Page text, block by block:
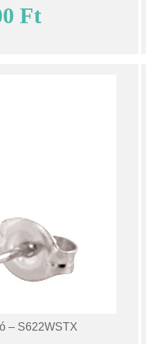
Ft
– S622WSTX